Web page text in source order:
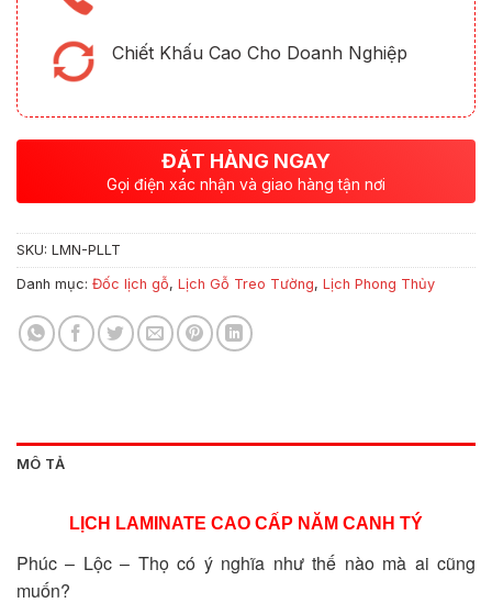
Chiết Khấu Cao Cho Doanh Nghiệp
ĐẶT HÀNG NGAY
Gọi điện xác nhận và giao hàng tận nơi
SKU: LMN-PLLT
Danh mục: Đốc lịch gỗ, Lịch Gỗ Treo Tường, Lịch Phong Thủy
MÔ TẢ
LỊCH LAMINATE CAO CẤP NĂM CANH TÝ
Phúc – Lộc – Thọ có ý nghĩa như thế nào mà ai cũng
muốn?